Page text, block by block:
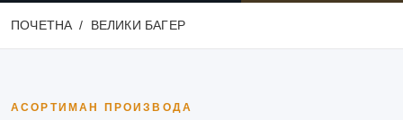
ПОЧЕТНА ВЕЛИКИ БАГЕР
АСОРТИМАН ПРОИЗВОДА